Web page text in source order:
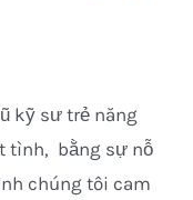
kỹ sư trẻ năng
tình, bằng sự nỗ
chúng tôi cam